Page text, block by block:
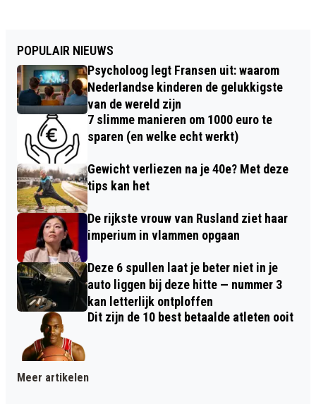
POPULAIR NIEUWS
Psycholoog legt Fransen uit: waarom
Nederlandse kinderen de gelukkigste
van de wereld zijn
7 slimme manieren om 1000 euro te
sparen (en welke echt werkt)
Gewicht verliezen na je 40e? Met deze
tips kan het
De rijkste vrouw van Rusland ziet haar
imperium in vlammen opgaan
Deze 6 spullen laat je beter niet in je
auto liggen bij deze hitte — nummer 3
kan letterlijk ontploffen
Dit zijn de 10 best betaalde atleten ooit
Meer artikelen